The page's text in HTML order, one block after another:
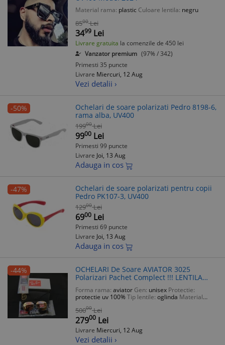
Material rama: plastic Culoare lentila: negru
8500 Lei
3499 Lei
Livrare gratuita la comenzile de 450 lei
Vanzator premium (97% / 342)
Primesti 35 puncte
Livrare Miercuri, 12 Aug
Vezi detalii ›
-50%
Ochelari de soare polarizati Pedro 8198-6,
rama alba, UV400
19900 Lei
9900 Lei
Primesti 99 puncte
Livrare Joi, 13 Aug
Adauga in cos
-47%
Ochelari de soare polarizati pentru copii
Pedro PK107-3, UV400
12900 Lei
6900 Lei
Primesti 69 puncte
Livrare Joi, 13 Aug
Adauga in cos
-44%
OCHELARI De Soare AVIATOR 3025
Polarizari Pachet Complect !!! LENTILA
STICLA !!
Forma rama: aviator Gen: unisex Protectie:
protectie uv 100%Tip lentile: oglinda Material
50000 Lei
27900 Lei
Livrare Miercuri, 12 Aug
Vezi detalii ›